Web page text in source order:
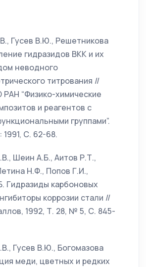
Гусев В.Ю., Решетникова
гидразидов ВКК и их
неводного
титрования //
РАН “Физико-химические
и реагентов с
группами”.
С. 62-68.
Шеин А.Б., Аитов Р.Т.,
Н.Ф., Попов Г.И.,
Гидразиды карбоновых
коррозии стали //
1992, Т. 28, № 5, С. 845-
Гусев В.Ю., Богомазова
меди, цветных и редких